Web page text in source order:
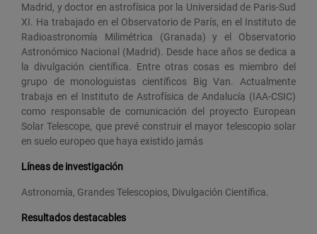
Madrid, y doctor en astrofísica por la Universidad de Paris-Sud
XI. Ha trabajado en el Observatorio de París, en el Instituto de
Radioastronomía Milimétrica (Granada) y el Observatorio
Astronómico Nacional (Madrid). Desde hace años se dedica a
la divulgación científica. Entre otras cosas es miembro del
grupo de monologuistas científicos Big Van. Actualmente
trabaja en el Instituto de Astrofísica de Andalucía (IAA-CSIC)
como responsable de comunicación del proyecto European
Solar Telescope, que prevé construir el mayor telescopio solar
en suelo europeo que haya existido jamás
Líneas de investigación
Astronomía, Grandes Telescopios, Divulgación Científica.
Resultados destacables